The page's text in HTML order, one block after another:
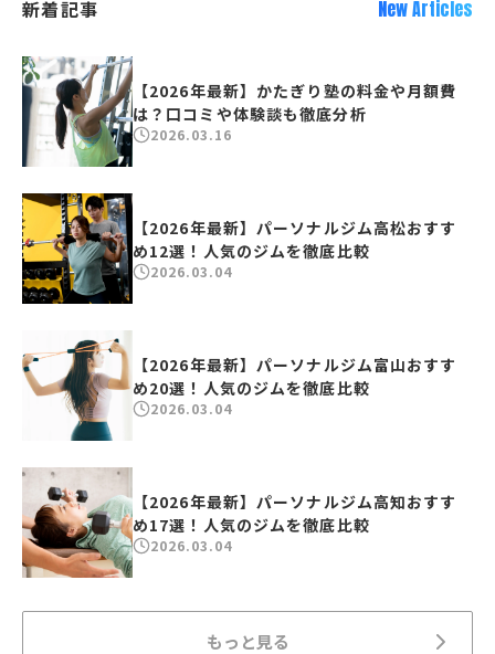
新着記事 New Articles
【2026年最新】かたぎり塾の料金や月額費
は？口コミや体験談も徹底分析
2026.03.16
【2026年最新】パーソナルジム高松おすす
め12選！人気のジムを徹底比較
2026.03.04
【2026年最新】パーソナルジム富山おすす
め20選！人気のジムを徹底比較
2026.03.04
【2026年最新】パーソナルジム高知おすす
め17選！人気のジムを徹底比較
2026.03.04
もっと見る